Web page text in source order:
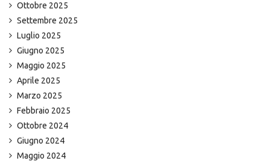
Ottobre 2025
Settembre 2025
Luglio 2025
Giugno 2025
Maggio 2025
Aprile 2025
Marzo 2025
Febbraio 2025
Ottobre 2024
Giugno 2024
Maggio 2024